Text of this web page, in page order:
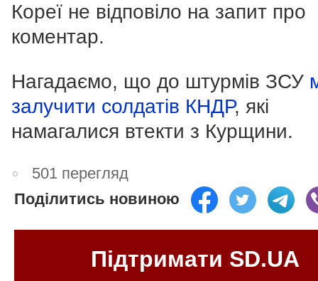
Кореї не відповіло на запит про
коментар.
Нагадаємо, що до штурмів ЗСУ
залучити солдатів КНДР, які
намагалися втекти з Курщини.
501 перегляд
Поділитись новиною
Підтримати SD.UA